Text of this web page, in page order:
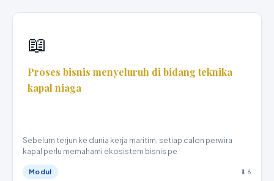
📖
Proses bisnis menyeluruh di bidang teknika
kapal niaga
Sebelum terjun ke dunia kerja maritim, setiap calon perwira
kapal perlu memahami ekosistem bisnis pe
Modul ⬇ 6